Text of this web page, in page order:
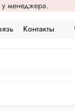
у менеджера.
Контакты